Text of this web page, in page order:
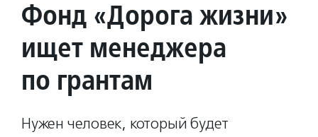
Фонд «Дорога жизни»
ищет менеджера
по грантам
Нужен человек, который будет